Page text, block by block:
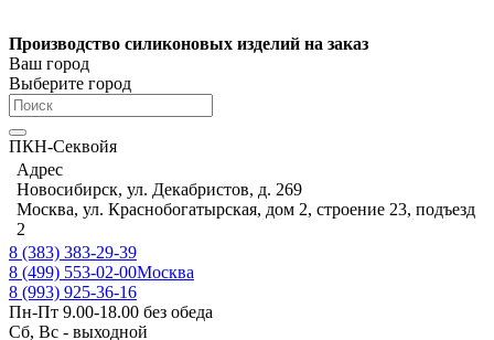
Производство силиконовых изделий на заказ
Ваш город
Выберите город
ПКН-Секвойя
Адрес
Новосибирск, ул. Декабристов, д. 269
Москва, ул. Краснобогатырская, дом 2, строение 23, подъезд
2
8 (383) 383-29-39
8 (499) 553-02-00Москва
8 (993) 925-36-16
Пн-Пт 9.00-18.00 без обеда
Сб, Вс - выходной